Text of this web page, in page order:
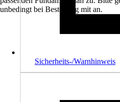
unbedingt bei Bestellung mit an.
Sicherheits-/Warnhinweis